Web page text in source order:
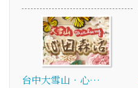
台中大雪山‧心…